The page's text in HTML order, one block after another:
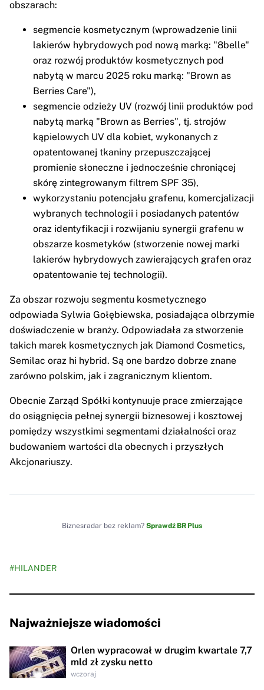
obszarach:
segmencie kosmetycznym (wprowadzenie linii
lakierów hybrydowych pod nową marką: "8belle"
oraz rozwój produktów kosmetycznych pod
nabytą w marcu 2025 roku marką: "Brown as
Berries Care"),
segmencie odzieży UV (rozwój linii produktów pod
nabytą marką "Brown as Berries", tj. strojów
kąpielowych UV dla kobiet, wykonanych z
opatentowanej tkaniny przepuszczającej
promienie słoneczne i jednocześnie chroniącej
skórę zintegrowanym filtrem SPF 35),
wykorzystaniu potencjału grafenu, komercjalizacji
wybranych technologii i posiadanych patentów
oraz identyfikacji i rozwijaniu synergii grafenu w
obszarze kosmetyków (stworzenie nowej marki
lakierów hybrydowych zawierających grafen oraz
opatentowanie tej technologii).
Za obszar rozwoju segmentu kosmetycznego
odpowiada Sylwia Gołębiewska, posiadająca olbrzymie
doświadczenie w branży. Odpowiadała za stworzenie
takich marek kosmetycznych jak Diamond Cosmetics,
Semilac oraz hi hybrid. Są one bardzo dobrze znane
zarówno polskim, jak i zagranicznym klientom.
Obecnie Zarząd Spółki kontynuuje prace zmierzające
do osiągnięcia pełnej synergii biznesowej i kosztowej
pomiędzy wszystkimi segmentami działalności oraz
budowaniem wartości dla obecnych i przyszłych
Akcjonariuszy.
Biznesradar bez reklam? Sprawdź BR Plus
#HILANDER
Najważniejsze wiadomości
Orlen wypracował w drugim kwartale 7,7
mld zł zysku netto
wczoraj